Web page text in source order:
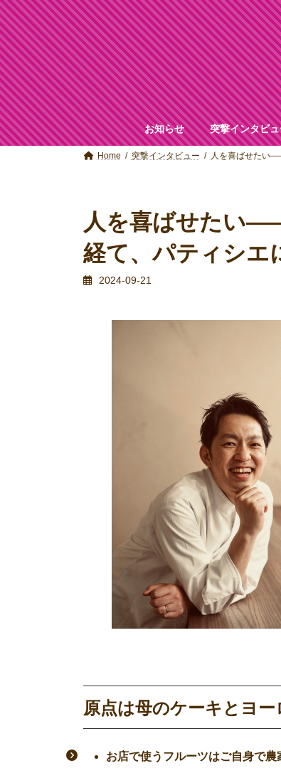
コ
ン
テ
ン
ツ
へ
ス
キ
ッ
プ
ナ
ビ
ゲ
ー
シ
ョ
ン
に
移
動
お知らせ 突撃インタビ
Home 突撃インタビュー 人を喜ばせたい
人を喜ばせたい
経て、パティシエ
2024-09-21
原点は母のケーキとヨ
お店で使うフルーツはご自身で